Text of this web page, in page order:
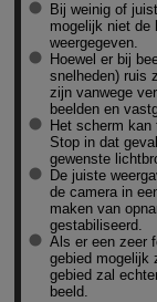
Bij weinig of
mogelijk niet de
weergegeven.
Hoewel er bij
snelheden) ruis
zijn vanwege
beelden en
Het scherm
Stop in dat
gewenste
De juiste
de camera in
maken van
gestabiliseerd.
Als er een zeer
gebied mogelijk
gebied zal
beeld.